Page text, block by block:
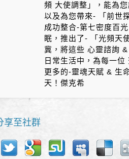
頻 大使調整」，能為
以及為您帶來- 「前世
成功整合-第七密度百
眠，推出了- 「光頻天
冀，將這些 心靈諮詢
日常生活中，為每一
更多的-靈魂天賦 & 生
天！傑克希
享至社群